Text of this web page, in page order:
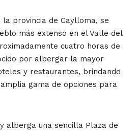
la provincia de Caylloma, se
más extenso en el Valle del
cuatro horas de
por albergar la mayor
y restaurantes, brindando
gama de opciones para
alberga una sencilla Plaza de